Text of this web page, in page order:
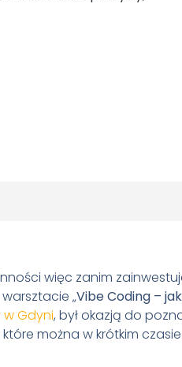
więc zanim
„Vibe Coding –
Gdyni, był okazją do
można w krótkim